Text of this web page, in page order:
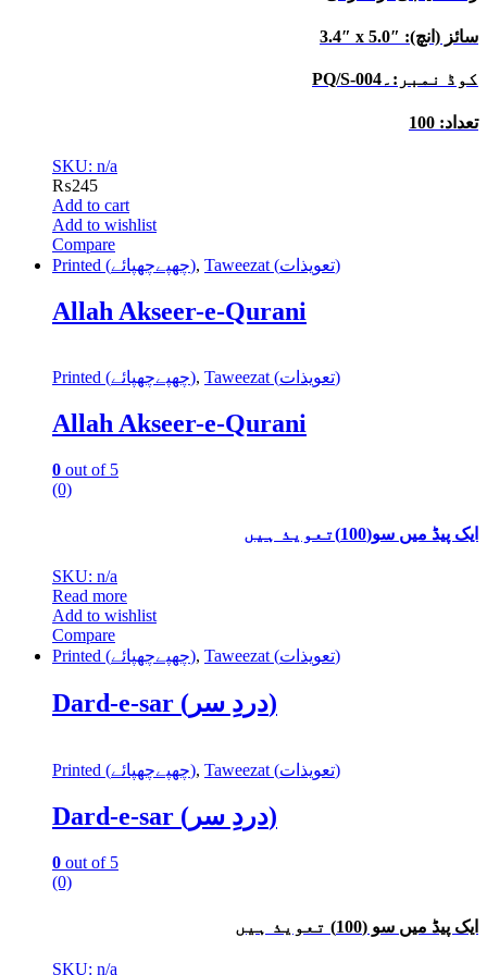
3.4″ x 5.0″ :سائز (انچ)
PQ/S-004کوڈ نمبر:۔
تعداد: 100
SKU: n/a
₨245
Add to cart
Add to wishlist
Compare
Printed (چھپےچھپائے), Taweezat (تعویذات)
Allah Akseer-e-Qurani
Printed (چھپےچھپائے), Taweezat (تعویذات)
Allah Akseer-e-Qurani
0 out of 5
(0)
ایک پیڈ میں سو(100)تعویذ ہیں
SKU: n/a
Read more
Add to wishlist
Compare
Printed (چھپےچھپائے), Taweezat (تعویذات)
Dard-e-sar (دردِ سر)
Printed (چھپےچھپائے), Taweezat (تعویذات)
Dard-e-sar (دردِ سر)
0 out of 5
(0)
ایک پیڈ میں سو (100) تعویذ ہیں
SKU: n/a